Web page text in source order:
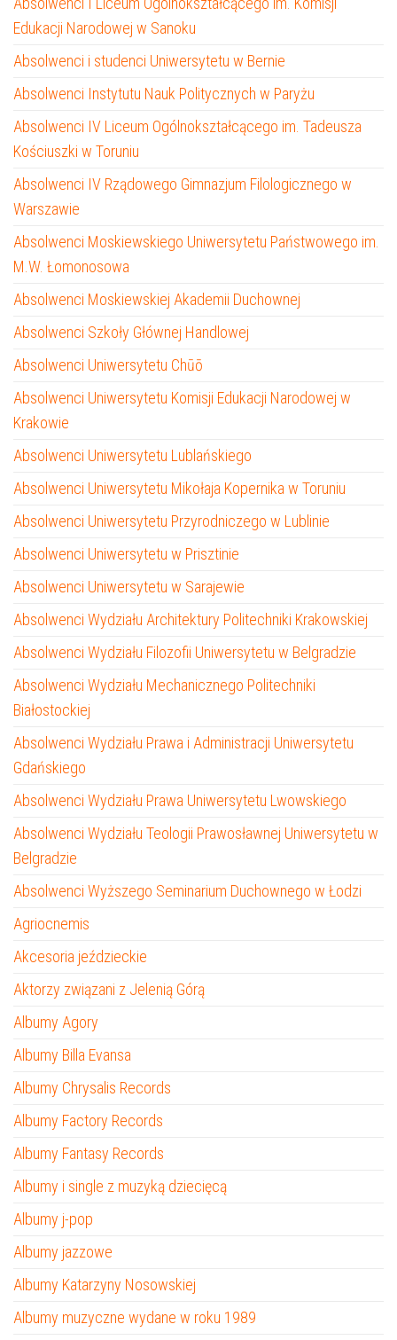
Edukacji Narodowej w Sanoku
Absolwenci i studenci Uniwersytetu w Bernie
Absolwenci Instytutu Nauk Politycznych w Paryżu
Absolwenci IV Liceum Ogólnokształcącego im. Tadeusza
Kościuszki w Toruniu
Absolwenci IV Rządowego Gimnazjum Filologicznego w
Warszawie
Absolwenci Moskiewskiego Uniwersytetu Państwowego im.
M.W. Łomonosowa
Absolwenci Moskiewskiej Akademii Duchownej
Absolwenci Szkoły Głównej Handlowej
Absolwenci Uniwersytetu Chūō
Absolwenci Uniwersytetu Komisji Edukacji Narodowej w
Krakowie
Absolwenci Uniwersytetu Lublańskiego
Absolwenci Uniwersytetu Mikołaja Kopernika w Toruniu
Absolwenci Uniwersytetu Przyrodniczego w Lublinie
Absolwenci Uniwersytetu w Prisztinie
Absolwenci Uniwersytetu w Sarajewie
Absolwenci Wydziału Architektury Politechniki Krakowskiej
Absolwenci Wydziału Filozofii Uniwersytetu w Belgradzie
Absolwenci Wydziału Mechanicznego Politechniki
Białostockiej
Absolwenci Wydziału Prawa i Administracji Uniwersytetu
Gdańskiego
Absolwenci Wydziału Prawa Uniwersytetu Lwowskiego
Absolwenci Wydziału Teologii Prawosławnej Uniwersytetu w
Belgradzie
Absolwenci Wyższego Seminarium Duchownego w Łodzi
Agriocnemis
Akcesoria jeździeckie
Aktorzy związani z Jelenią Górą
Albumy Agory
Albumy Billa Evansa
Albumy Chrysalis Records
Albumy Factory Records
Albumy Fantasy Records
Albumy i single z muzyką dziecięcą
Albumy j-pop
Albumy jazzowe
Albumy Katarzyny Nosowskiej
Albumy muzyczne wydane w roku 1989